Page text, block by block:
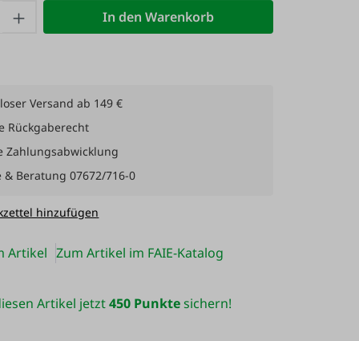
Gib den gewünschten Wert
In den Warenkorb
Versand ab 149 €
Rückgaberecht
Zahlungsabwicklung
& Beratung 07672/716-0
hinzufügen
Artikel Zum Artikel im FAIE-Katalog
Artikel jetzt450 Punktesichern!